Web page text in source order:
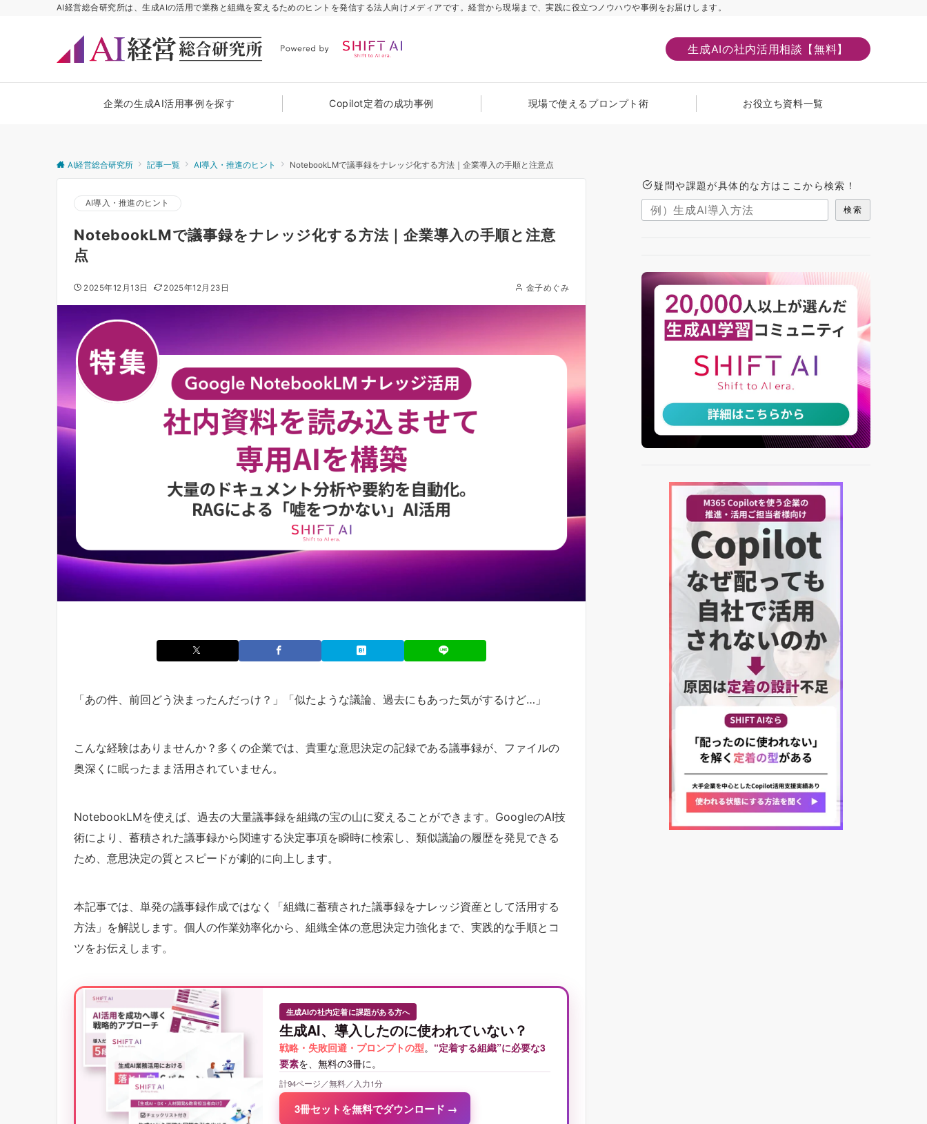
AI経営総合研究所は、生成AIの活用で業務と組織を変えるためのヒントを発信する法人向けメディアです。経営から現場まで、実践に役立つノウハウや事例をお届けします。
生成AIの社内活用相談【無料】
企業の生成AI活用事例を探す Copilot定着の成功事例 現場で使えるプロンプト術 お役立ち資料一覧
AI経営総合研究所 記事一覧 AI導入・推進のヒント NotebookLMで議事録をナレッジ化する方法｜企業導入の手順と注意点
AI導入・推進のヒント
NotebookLMで議事録をナレッジ化する方法｜企業導入の手順と注意
点
2025年12月13日 2025年12月23日 金子めぐみ
「あの件、前回どう決まったんだっけ？」「似たような議論、過去にもあった気がするけど…」
こんな経験はありませんか？多くの企業では、貴重な意思決定の記録である議事録が、ファイルの
奥深くに眠ったまま活用されていません。
NotebookLMを使えば、過去の大量議事録を組織の宝の山に変えることができます。GoogleのAI技
術により、蓄積された議事録から関連する決定事項を瞬時に検索し、類似議論の履歴を発見できる
ため、意思決定の質とスピードが劇的に向上します。
本記事では、単発の議事録作成ではなく「組織に蓄積された議事録をナレッジ資産として活用する
方法」を解説します。個人の作業効率化から、組織全体の意思決定力強化まで、実践的な手順とコ
ツをお伝えします。
生成AIの社内定着に課題がある方へ
生成AI、導入したのに使われていない？
戦略・失敗回避・プロンプトの型。 “定着する組織”に必要な3
要素を、無料の3冊に。
計94ページ／無料／入力1分
3冊セットを無料でダウンロード →
疑問や課題が具体的な方はここから検索！
検索